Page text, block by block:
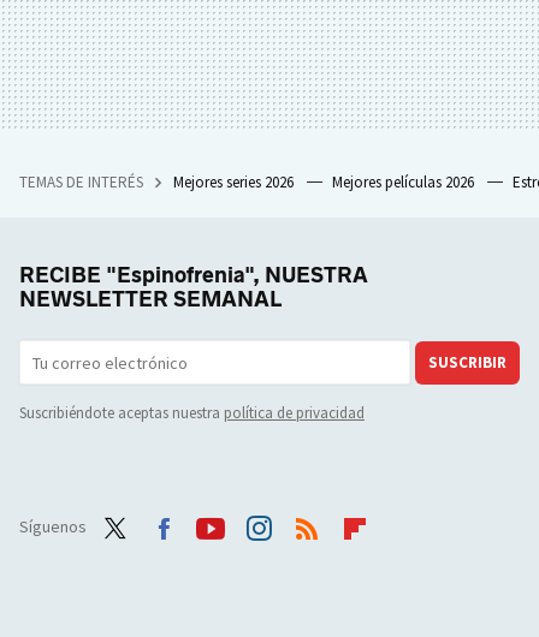
TEMAS DE INTERÉS Mejores series 2026 Mejores películas 2026
RECIBE "Espinofrenia", NUESTRA
NEWSLETTER SEMANAL
SUSCRIBIR
Suscribiéndote aceptas nuestra política de privacidad
Síguenos